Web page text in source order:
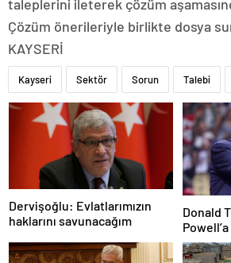
taleplerini ileterek çözüm
Çözüm önerileriyle birlikte dosya
KAYSERİ
Kayseri Sektör Sorun Talebi
Dervişoğlu: Evlatlarımızın
haklarını savunacağım
Donald